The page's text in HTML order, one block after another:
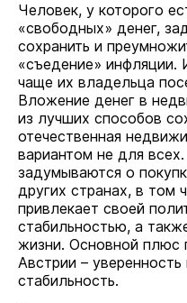
Человек, у которого
«свободных» денег,
сохранить и
«съедение»
чаще их владельца
Вложение денег в
из лучших способов
отечественная
вариантом не для
задумываются о
других странах, в том
привлекает своей
стабильностью, а
жизни. Основной плюс
Австрии –
стабильность.